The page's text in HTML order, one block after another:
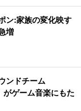
ン:家族の変化映す
増
ンドチーム
がゲーム音楽にもた